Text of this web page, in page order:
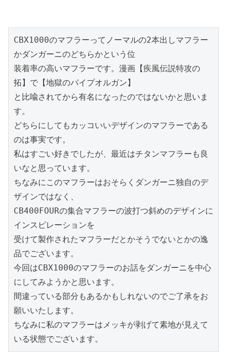
CBX1000のマフラーってノーマルの2本出しマフラー
かダンガーニのどちらかという位
装着率の高いマフラーです。漫画【疾風伝説特攻の
拓】で【地獄のパイプオルガン】
と比喩されてから有名になったのではないかと思いま
す。
どちらにしてもカッコいいデザインのマフラーである
のは事実です。
私はすごい好きでしたが、最近はチタンマフラーも良
いなと思っています。
ちなみにこのマフラーはおそらくダンガーニ独自のデ
ザインではなく、
CB400FOURの集合マフラーの波打つ斜めのデザインに
インスピレーションを
受けて製作されたマフラーだとかそうでないとかの逸
品でございます。
今回はCBX1000のマフラーのお話をダンガーニを中心
にしてみようかと思います。
間違っている部分もあるかもしれないのでご了承をお
願いいたします。
ちなみに私のマフラーはメッキが剥げて素地が見えて
いる状態でございます。